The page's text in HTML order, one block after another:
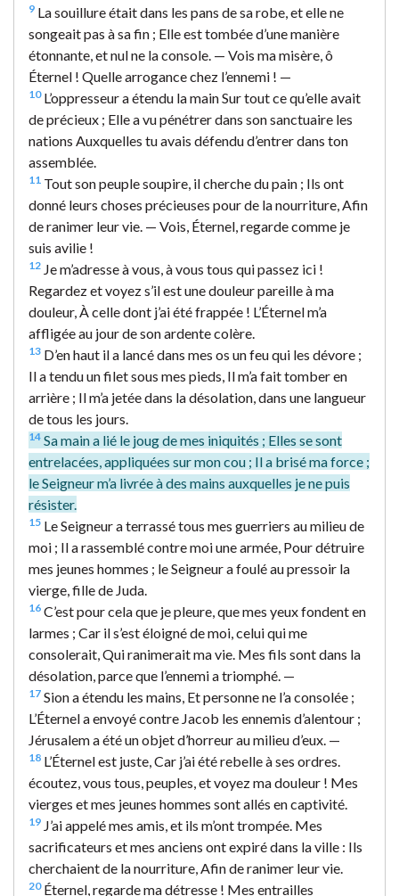
9 La souillure était dans les pans de sa robe, et elle ne
songeait pas à sa fin ; Elle est tombée d’une manière
étonnante, et nul ne la console. — Vois ma misère, ô
Éternel ! Quelle arrogance chez l’ennemi ! —
10L’oppresseur a étendu la main Sur tout ce qu’elle avait
de précieux ; Elle a vu pénétrer dans son sanctuaire les
nations Auxquelles tu avais défendu d’entrer dans ton
assemblée.
11 Tout son peuple soupire, il cherche du pain ; Ils ont
donné leurs choses précieuses pour de la nourriture, Afin
de ranimer leur vie. — Vois, Éternel, regarde comme je
suis avilie !
12 Je m’adresse à vous, à vous tous qui passez ici !
Regardez et voyez s’il est une douleur pareille à ma
douleur, À celle dont j’ai été frappée ! L’Éternel m’a
affligée au jour de son ardente colère.
13 D’en haut il a lancé dans mes os un feu qui les dévore ;
Il a tendu un filet sous mes pieds, Il m’a fait tomber en
arrière ; Il m’a jetée dans la désolation, dans une langueur
de tous les jours.
14 Sa main a lié le joug de mes iniquités ; Elles se sont
entrelacées, appliquées sur mon cou ; Il a brisé ma force ;
le Seigneur m’a livrée à des mains auxquelles je ne puis
résister.
15 Le Seigneur a terrassé tous mes guerriers au milieu de
moi ; Il a rassemblé contre moi une armée, Pour détruire
mes jeunes hommes ; le Seigneur a foulé au pressoir la
vierge, fille de Juda.
16 C’est pour cela que je pleure, que mes yeux fondent en
larmes ; Car il s’est éloigné de moi, celui qui me
consolerait, Qui ranimerait ma vie. Mes fils sont dans la
désolation, parce que l’ennemi a triomphé. —
17 Sion a étendu les mains, Et personne ne l’a consolée ;
L’Éternel a envoyé contre Jacob les ennemis d’alentour ;
Jérusalem a été un objet d’horreur au milieu d’eux. —
18 L’Éternel est juste, Car j’ai été rebelle à ses ordres.
écoutez, vous tous, peuples, et voyez ma douleur ! Mes
vierges et mes jeunes hommes sont allés en captivité.
19 J’ai appelé mes amis, et ils m’ont trompée. Mes
sacrificateurs et mes anciens ont expiré dans la ville : Ils
cherchaient de la nourriture, Afin de ranimer leur vie.
20Éternel, regarde ma détresse ! Mes entrailles